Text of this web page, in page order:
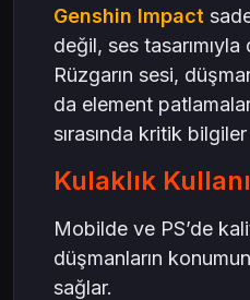
Genshin Impact
değil, ses tasarımıyla
Rüzgarın sesi,
da element
sırasında kritik
Kulaklık
Mobilde ve PS’de
düşmanların
sağlar.